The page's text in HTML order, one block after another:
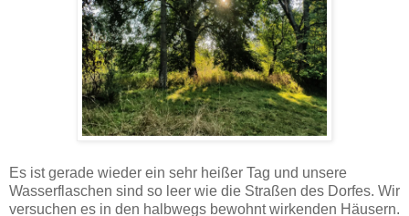
Es ist gerade wieder ein sehr heißer Tag und unsere
Wasserflaschen sind so leer wie die Straßen des Dorfes. Wir
versuchen es in den halbwegs bewohnt wirkenden Häusern.